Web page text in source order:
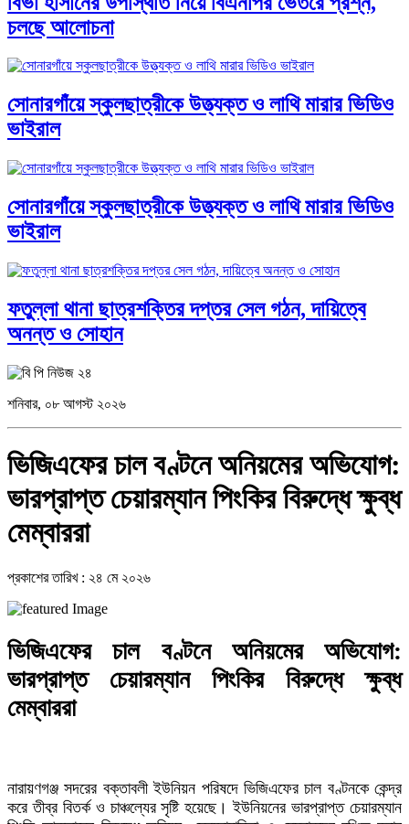
চলছে আলোচনা
সোনারগাঁয়ে স্কুলছাত্রীকে উত্ত্যক্ত ও লাথি মারার ভিডিও
ভাইরাল
সোনারগাঁয়ে স্কুলছাত্রীকে উত্ত্যক্ত ও লাথি মারার ভিডিও
ভাইরাল
ফতুল্লা থানা ছাত্রশক্তির দপ্তর সেল গঠন, দায়িত্বে
অনন্ত ও সোহান
শনিবার, ০৮ আগস্ট ২০২৬
ভিজিএফের চাল বণ্টনে অনিয়মের অভিযোগ:
ভারপ্রাপ্ত চেয়ারম্যান পিংকির বিরুদ্ধে ক্ষুব্ধ
মেম্বাররা
প্রকাশের তারিখ : ২৪ মে ২০২৬
ভিজিএফের চাল বণ্টনে অনিয়মের অভিযোগ:
ভারপ্রাপ্ত চেয়ারম্যান পিংকির বিরুদ্ধে ক্ষুব্ধ
মেম্বাররা
নারায়ণগঞ্জ সদরের বক্তাবলী ইউনিয়ন পরিষদে ভিজিএফের চাল বণ্টনকে কেন্দ্র
করে তীব্র বিতর্ক ও চাঞ্চল্যের সৃষ্টি হয়েছে। ইউনিয়নের ভারপ্রাপ্ত চেয়ারম্যান